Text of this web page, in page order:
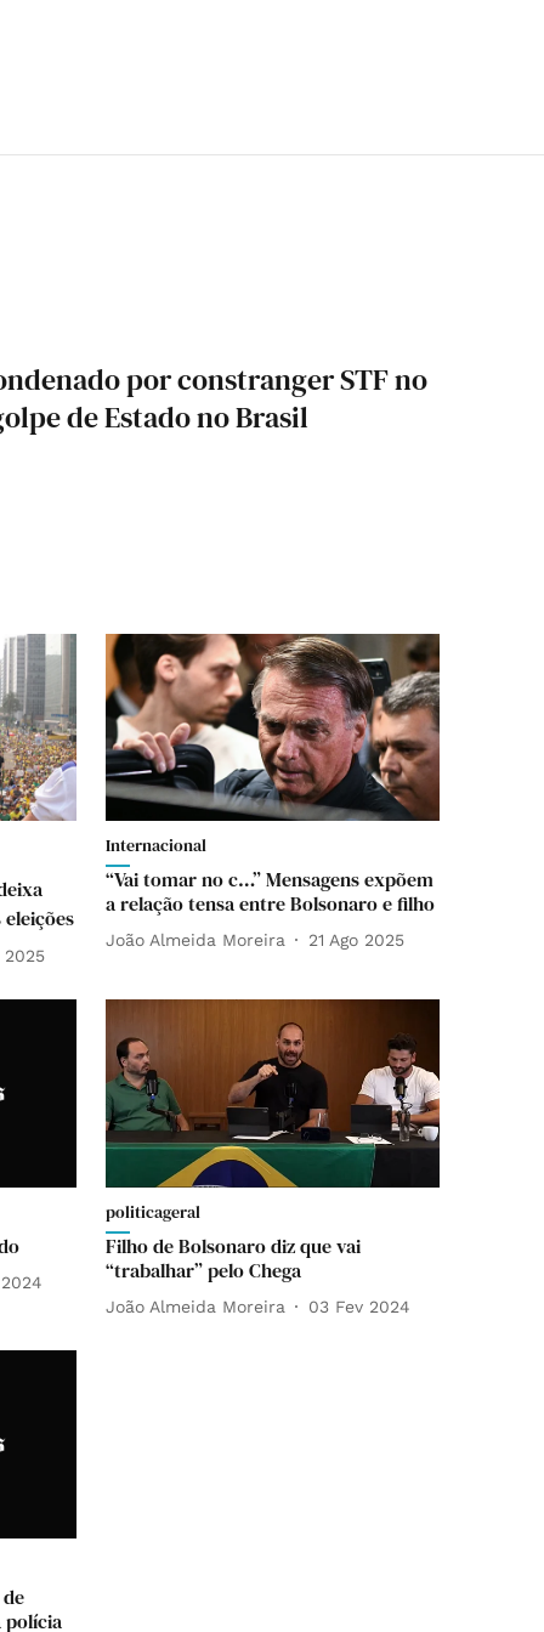
por constranger STF no
de Estado no Brasil
2025
Internacional
“Vai tomar no c…” Mensagens expõem
a relação tensa entre Bolsonaro e filho
João Almeida Moreira 21 Ago 2025
politicageral
Filho de Bolsonaro diz que vai
“trabalhar” pelo Chega
João Almeida Moreira 03 Fev 2024
polícia